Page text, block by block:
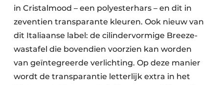
in Cristalmood – een polyesterhars – en dit in
zeventien transparante kleuren. Ook nieuw van
dit Italiaanse label: de cilindervormige Breeze-
wastafel die bovendien voorzien kan worden
van geïntegreerde verlichting. Op deze manier
wordt de transparantie letterlijk extra in het